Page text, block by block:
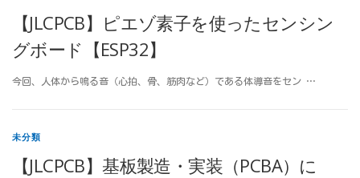
【JLCPCB】ピエゾ素子を使ったセンシン
グボード【ESP32】
今回、人体から鳴る音（心拍、骨、筋肉など）である体導音をセン …
未分類
【JLCPCB】基板製造・実装（PCBA）に